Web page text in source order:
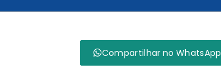
Compartilhar no WhatsApp